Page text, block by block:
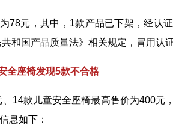
78元，其中，1款产品已下架，经认
和国产品质量法》相关规定，冒用认
全座椅发现5款不合格
14款儿童安全座椅最高售价为400元
息如下：